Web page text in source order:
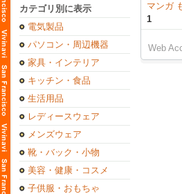
カテゴリ別に表示
電気製品
パソコン・周辺機器
家具・インテリア
キッチン・食品
生活用品
レディースウェア
メンズウェア
靴・バック・小物
美容・健康・コスメ
子供服・おもちゃ
マンガ
1
Web